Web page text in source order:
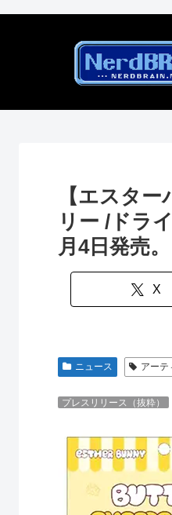
【エスタ
リー /ドラ
月4日発売
X
ニュース アーテ
プレスリリース（抜粋）